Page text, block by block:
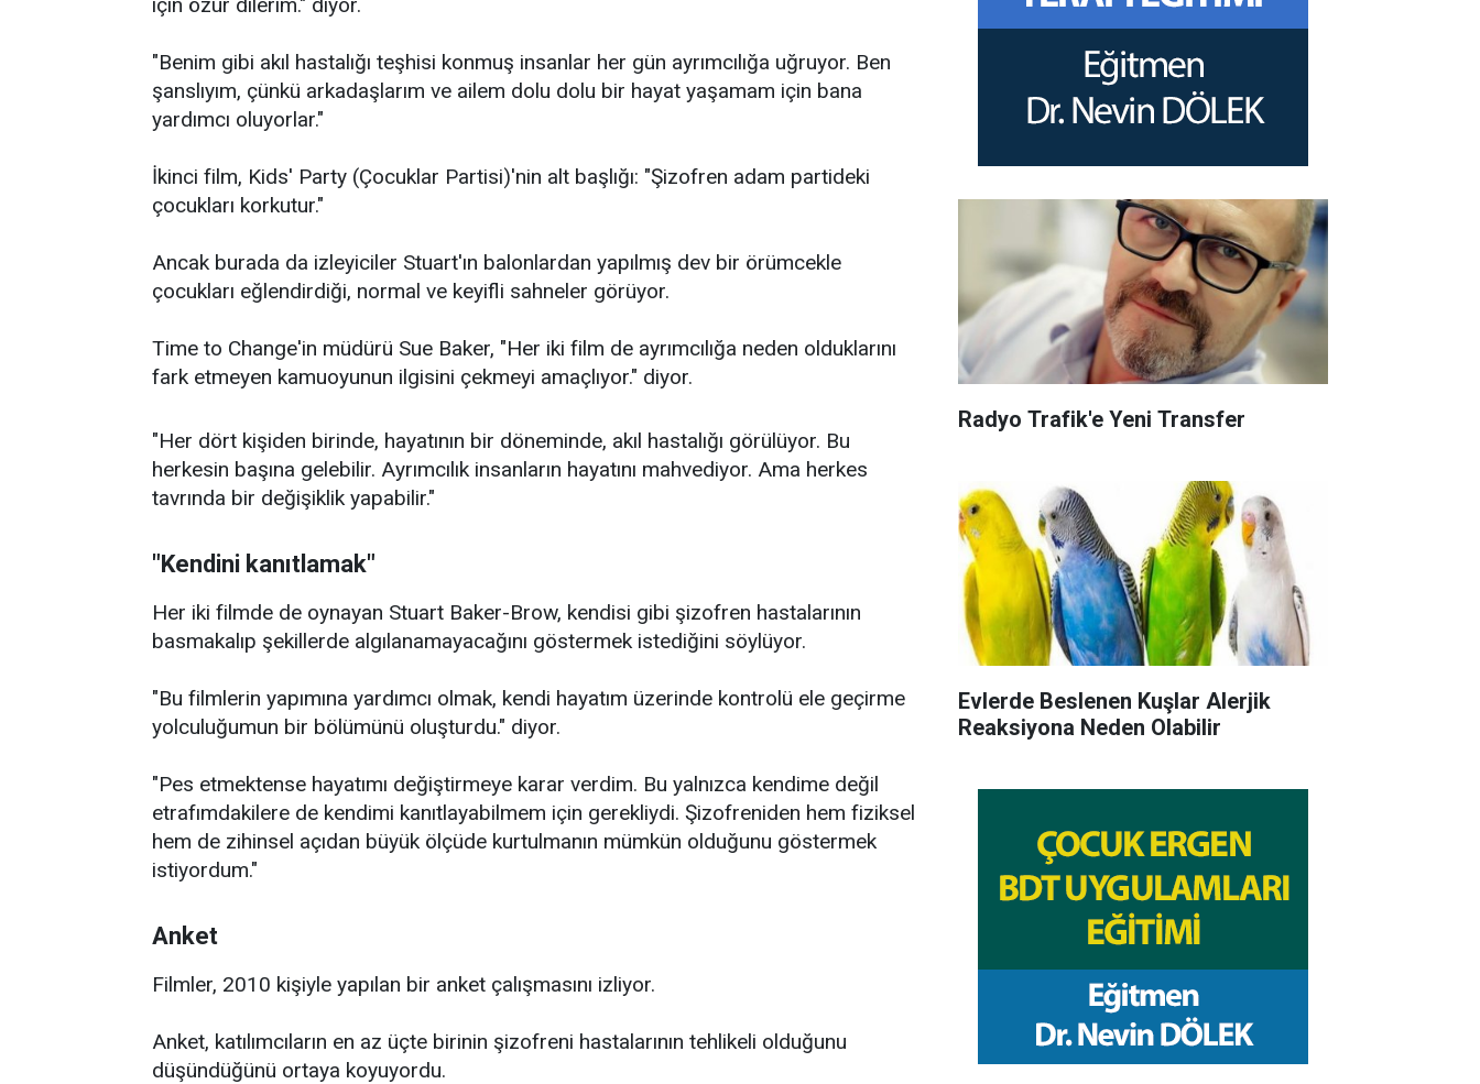
"Benim gibi akıl hastalığı teşhisi konmuş insanlar her gün ayrımcılığa uğruyor. Ben
şanslıyım, çünkü arkadaşlarım ve ailem dolu dolu bir hayat yaşamam için bana
yardımcı oluyorlar."
İkinci film, Kids' Party (Çocuklar Partisi)'nin alt başlığı: "Şizofren adam partideki
çocukları korkutur."
Ancak burada da izleyiciler Stuart'ın balonlardan yapılmış dev bir örümcekle
çocukları eğlendirdiği, normal ve keyifli sahneler görüyor.
Time to Change'in müdürü Sue Baker, "Her iki film de ayrımcılığa neden olduklarını
fark etmeyen kamuoyunun ilgisini çekmeyi amaçlıyor." diyor.
"Her dört kişiden birinde, hayatının bir döneminde, akıl hastalığı görülüyor. Bu
herkesin başına gelebilir. Ayrımcılık insanların hayatını mahvediyor. Ama herkes
tavrında bir değişiklik yapabilir."
"Kendini kanıtlamak"
Her iki filmde de oynayan Stuart Baker-Brow, kendisi gibi şizofren hastalarının
basmakalıp şekillerde algılanamayacağını göstermek istediğini söylüyor.
"Bu filmlerin yapımına yardımcı olmak, kendi hayatım üzerinde kontrolü ele geçirme
yolculuğumun bir bölümünü oluşturdu." diyor.
"Pes etmektense hayatımı değiştirmeye karar verdim. Bu yalnızca kendime değil
etrafımdakilere de kendimi kanıtlayabilmem için gerekliydi. Şizofreniden hem fiziksel
hem de zihinsel açıdan büyük ölçüde kurtulmanın mümkün olduğunu göstermek
istiyordum."
Anket
Filmler, 2010 kişiyle yapılan bir anket çalışmasını izliyor.
Anket, katılımcıların en az üçte birinin şizofreni hastalarının tehlikeli olduğunu
düşündüğünü ortaya koyuyordu.
Radyo Trafik'e Yeni Transfer
Evlerde Beslenen Kuşlar Alerjik
Reaksiyona Neden Olabilir